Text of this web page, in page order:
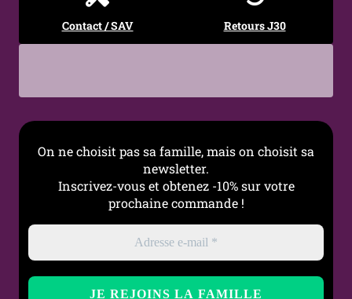
Contact / SAV Retours J30
On ne choisit pas sa famille, mais on choisit sa
newsletter.
Inscrivez-vous et obtenez -10% sur votre
prochaine commande !